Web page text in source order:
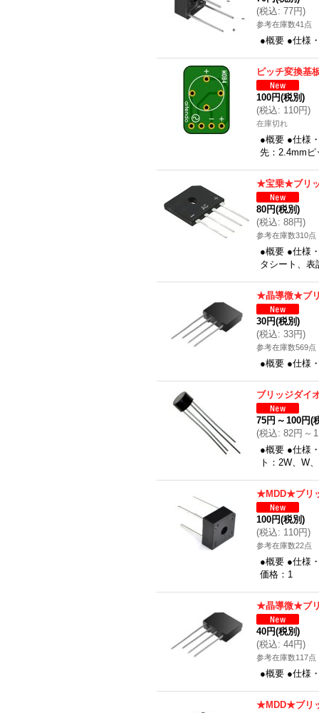
(税込: 77円)
参考在庫数41点
●概要 ●仕様
ピッチ変換基
100円(税別)
(税込: 110円)
在庫切れ
●概要 ●仕様
先：2.4mm
★宝乗★ブリ
80円(税別)
(税込: 88円)
参考在庫数310点
●概要 ●仕様
タシート、表
★晶導微★ブ
30円(税別)
(税込: 33円)
参考在庫数569点
●概要 ●仕様
ブリッジダイ
75円 ～ 100円(
(税込: 82円 ～
●概要 ●仕様
ト：2W、W
★MDD★ブリ
100円(税別)
(税込: 110円)
参考在庫数22点
●概要 ●仕様
価格：1
★晶導微★ブ
40円(税別)
(税込: 44円)
参考在庫数117点
●概要 ●仕様
★MDD★ブリ